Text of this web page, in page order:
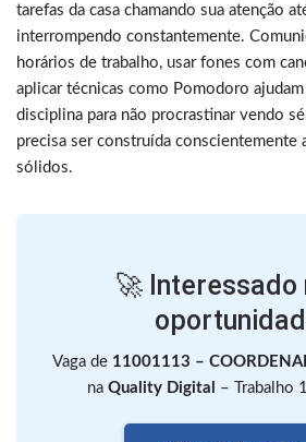
tarefas da casa chamando sua atenção
interrompendo constantemente.
horários de trabalho, usar fones com
aplicar técnicas como Pomodoro
disciplina para não procrastinar vendo
precisa ser construída conscientemente
sólidos.
🚀 Interessado
Vaga de 11001113 –
na Quality Digital – Trabalho